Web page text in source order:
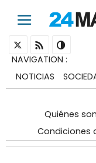
NAVIGATION :
NOTICIAS
Quiénes
Condiciones